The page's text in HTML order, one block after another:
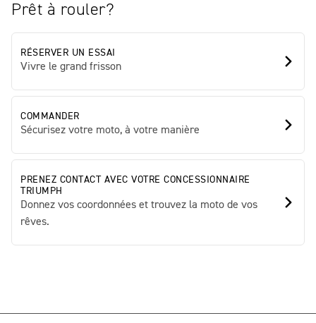
Prêt à rouler?
RÉSERVER UN ESSAI
Vivre le grand frisson
COMMANDER
Sécurisez votre moto, à votre manière
PRENEZ CONTACT AVEC VOTRE CONCESSIONNAIRE
TRIUMPH
Donnez vos coordonnées et trouvez la moto de vos
rêves.